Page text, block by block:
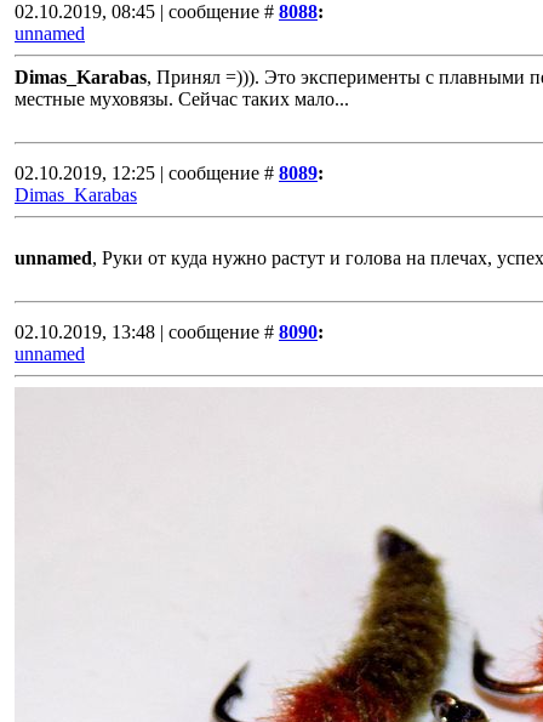
02.10.2019, 08:45 | сообщение # 8088:
unnamed
Dimas_Karabas, Принял =))). Это эксперименты с плавными
местные муховязы. Сейчас таких мало...
02.10.2019, 12:25 | сообщение # 8089:
Dimas_Karabas
unnamed, Руки от куда нужно растут и голова на плечах,
02.10.2019, 13:48 | сообщение # 8090:
unnamed